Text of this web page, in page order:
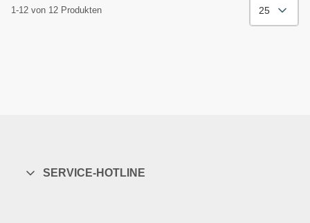
1-12 von 12 Produkten 25
SERVICE-HOTLINE